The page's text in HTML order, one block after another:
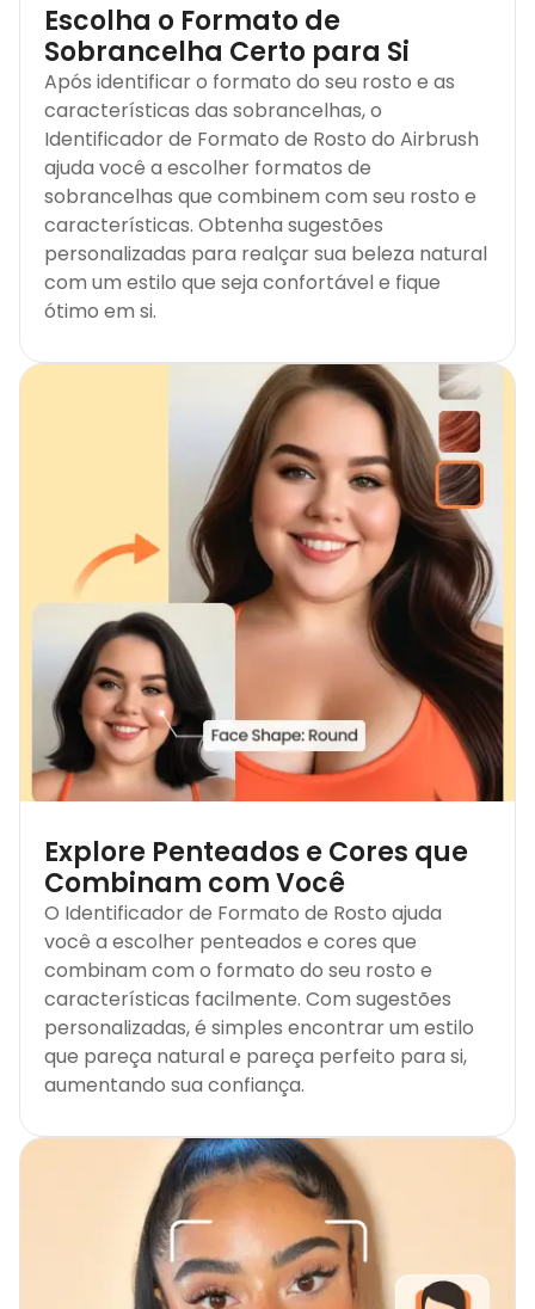
Escolha o Formato de
Sobrancelha Certo para Si
Após identificar o formato do seu rosto e as
características das sobrancelhas, o
Identificador de Formato de Rosto do Airbrush
ajuda você a escolher formatos de
sobrancelhas que combinem com seu rosto e
características. Obtenha sugestões
personalizadas para realçar sua beleza natural
com um estilo que seja confortável e fique
ótimo em si.
Explore Penteados e Cores que
Combinam com Você
O Identificador de Formato de Rosto ajuda
você a escolher penteados e cores que
combinam com o formato do seu rosto e
características facilmente. Com sugestões
personalizadas, é simples encontrar um estilo
que pareça natural e pareça perfeito para si,
aumentando sua confiança.